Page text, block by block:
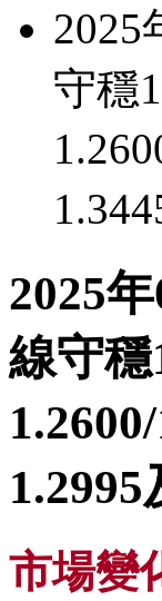
2025
守穩
2025
線守穩
市場變